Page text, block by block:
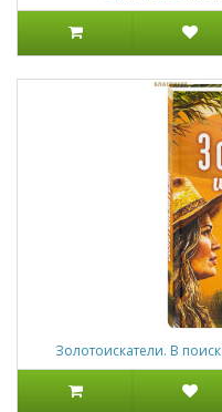
Золотоискатели. В